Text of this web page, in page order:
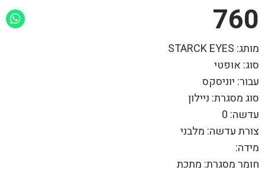
760
מותג: STARCK EYES
סוג: אופטי
עבור: יוניסקס
סוג מסגרת: ניילון
עדשה: 0
צורת עדשה: מלבני
מידה:
חומר מסגרת: מתכת